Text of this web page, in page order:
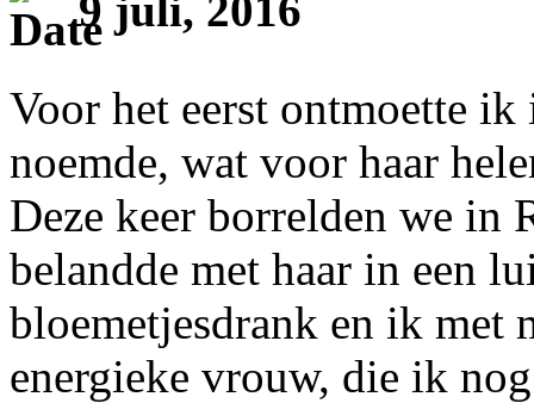
Voor het eerst ontmoette ik
noemde, wat voor haar
Deze keer borrelden we in
belandde met haar in een
bloemetjesdrank en ik met
energieke vrouw, die ik